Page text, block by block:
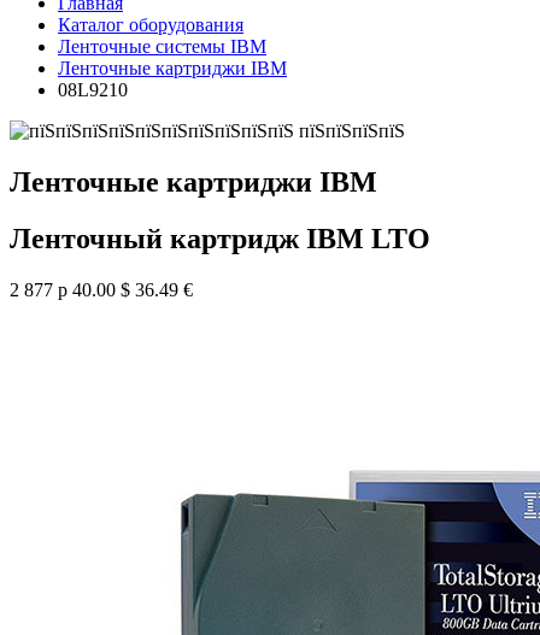
Каталог оборудования
Ленточные системы IBM
Ленточные картриджи IBM
08L9210
Ленточные картриджи IBM
Ленточный картридж IBM LTO
2 877 р 40.00 $ 36.49 €